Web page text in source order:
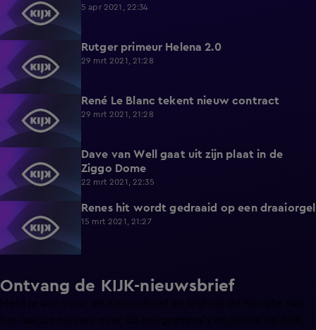
5 apr 2021, 22:34
5:44 Rutger primeur Helena 2.0
29 mrt 2021, 21:28
René Le Blanc tekent nieuw contract
29 mrt 2021, 21:28
Dave van Well gaat uit zijn plaat in de
Ziggo Dome
22 mrt 2021, 22:35
Renes hit wordt gedraaid op een draaiorgel
15 mrt 2021, 21:27
Ontvang de KIJK-nieuwsbrief
Meld je aan voor de nieuwsbrief en blijf op de hoogte van
het laatste nieuws over de programma’s en series op KIJK.